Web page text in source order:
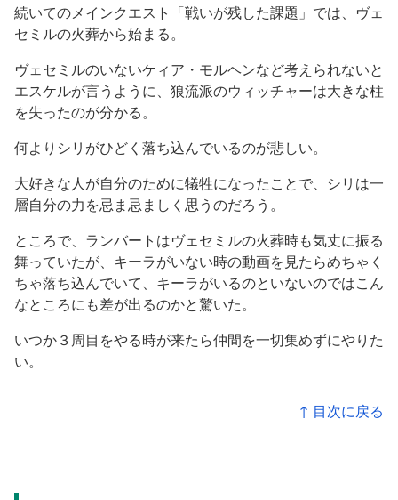
続いてのメインクエスト「戦いが残した課題」では、ヴェ
セミルの火葬から始まる。
ヴェセミルのいないケィア・モルヘンなど考えられないと
エスケルが言うように、狼流派のウィッチャーは大きな柱
を失ったのが分かる。
何よりシリがひどく落ち込んでいるのが悲しい。
大好きな人が自分のために犠牲になったことで、シリは一
層自分の力を忌ま忌ましく思うのだろう。
ところで、ランバートはヴェセミルの火葬時も気丈に振る
舞っていたが、キーラがいない時の動画を見たらめちゃく
ちゃ落ち込んでいて、キーラがいるのといないのではこん
なところにも差が出るのかと驚いた。
いつか３周目をやる時が来たら仲間を一切集めずにやりた
い。
↑ 目次に戻る